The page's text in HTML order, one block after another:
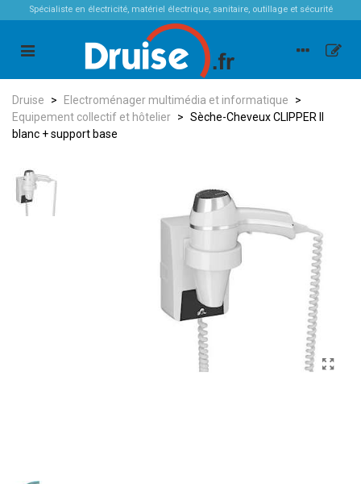
Spécialiste en électricité, matériel électrique, sanitaire, outillage et sécurité
Druise > Electroménager multimédia et informatique
>
Equipement collectif et hôtelier > Sèche-Cheveux CLIPPER II
blanc + support base